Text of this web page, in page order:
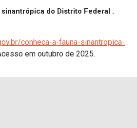
sinantrópica do Distrito Federal .
conheca-a-fauna-sinantropica-
em outubro de 2025.